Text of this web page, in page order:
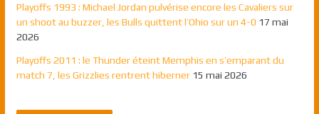
Playoffs 1993 : Michael Jordan pulvérise encore les Cavaliers sur
un shoot au buzzer, les Bulls quittent l’Ohio sur un 4-0 17 mai
2026
Playoffs 2011 : le Thunder éteint Memphis en s’emparant du
match 7, les Grizzlies rentrent hiberner 15 mai 2026